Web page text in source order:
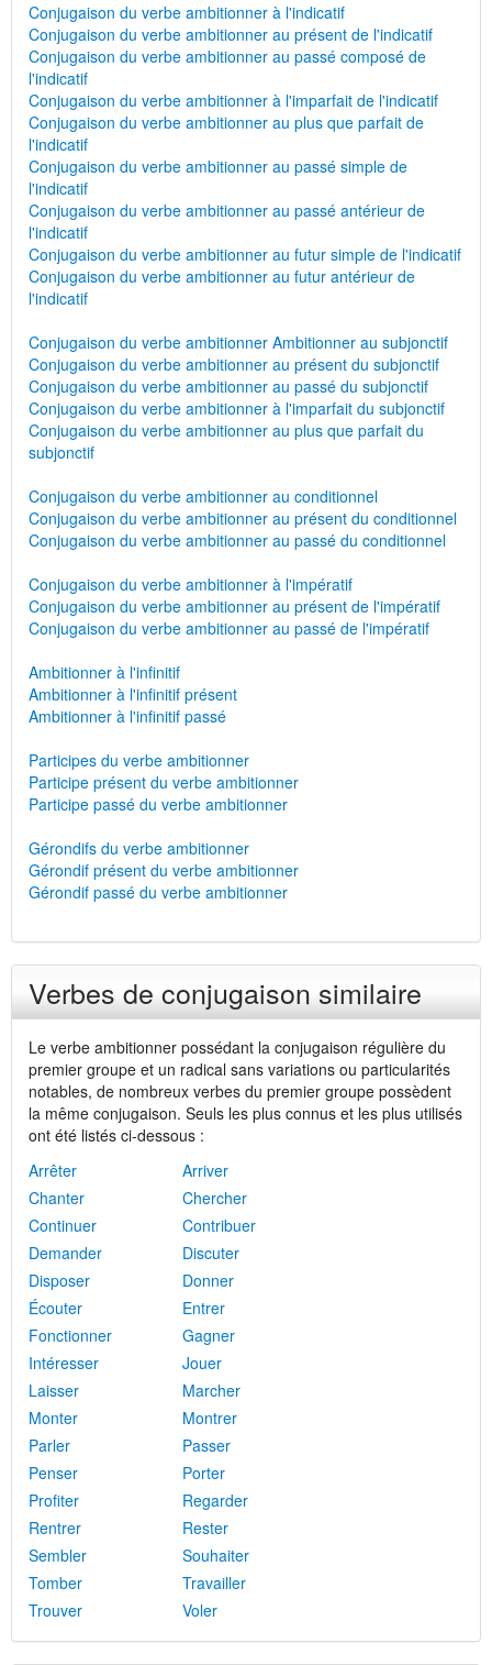
Conjugaison du verbe ambitionner à l'indicatif
Conjugaison du verbe ambitionner au présent de l'indicatif
Conjugaison du verbe ambitionner au passé composé de
l'indicatif
Conjugaison du verbe ambitionner à l'imparfait de l'indicatif
Conjugaison du verbe ambitionner au plus que parfait de
l'indicatif
Conjugaison du verbe ambitionner au passé simple de
l'indicatif
Conjugaison du verbe ambitionner au passé antérieur de
l'indicatif
Conjugaison du verbe ambitionner au futur simple de l'indicatif
Conjugaison du verbe ambitionner au futur antérieur de
l'indicatif
Conjugaison du verbe ambitionner Ambitionner au subjonctif
Conjugaison du verbe ambitionner au présent du subjonctif
Conjugaison du verbe ambitionner au passé du subjonctif
Conjugaison du verbe ambitionner à l'imparfait du subjonctif
Conjugaison du verbe ambitionner au plus que parfait du
subjonctif
Conjugaison du verbe ambitionner au conditionnel
Conjugaison du verbe ambitionner au présent du conditionnel
Conjugaison du verbe ambitionner au passé du conditionnel
Conjugaison du verbe ambitionner à l'impératif
Conjugaison du verbe ambitionner au présent de l'impératif
Conjugaison du verbe ambitionner au passé de l'impératif
Ambitionner à l'infinitif
Ambitionner à l'infinitif présent
Ambitionner à l'infinitif passé
Participes du verbe ambitionner
Participe présent du verbe ambitionner
Participe passé du verbe ambitionner
Gérondifs du verbe ambitionner
Gérondif présent du verbe ambitionner
Gérondif passé du verbe ambitionner
Verbes de conjugaison similaire
Le verbe ambitionner possédant la conjugaison régulière du
premier groupe et un radical sans variations ou particularités
notables, de nombreux verbes du premier groupe possèdent
la même conjugaison. Seuls les plus connus et les plus utilisés
ont été listés ci-dessous :
Arrêter
Arriver
Chanter
Chercher
Continuer
Contribuer
Demander
Discuter
Disposer
Donner
Écouter
Entrer
Fonctionner
Gagner
Intéresser
Jouer
Laisser
Marcher
Monter
Montrer
Parler
Passer
Penser
Porter
Profiter
Regarder
Rentrer
Rester
Sembler
Souhaiter
Tomber
Travailler
Trouver
Voler